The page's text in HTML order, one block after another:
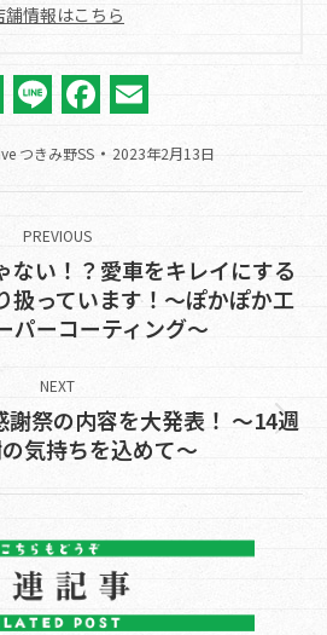
舗情報はこちら
Twitter
LineFacebook
つきみ野SS 2023年2月13日
PREVIOUS
Previous
post:
ない！？愛車をキレイにする
扱っています！～ぽかぽか工
パーコーティング～
NEXT
Next
post:
謝祭の内容を大発表！ ～14週
気持ちを込めて～